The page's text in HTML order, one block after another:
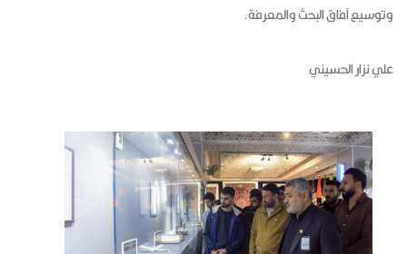
وتوسيع آفاق البحث والمعرفة.
علي نزار الحسيني